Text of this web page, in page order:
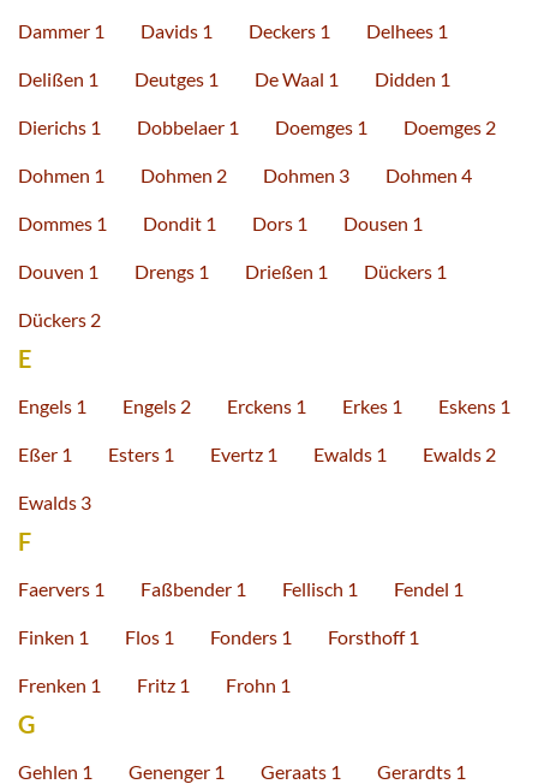
Dammer 1 Davids 1 Deckers 1 Delhees 1
Delißen 1 Deutges 1 De Waal 1 Didden 1
Dierichs 1 Dobbelaer 1 Doemges 1 Doemges 2
Dohmen 1 Dohmen 2 Dohmen 3 Dohmen 4
Dommes 1 Dondit 1 Dors 1 Dousen 1
Douven 1 Drengs 1 Drießen 1 Dückers 1
Dückers 2
E
Engels 1 Engels 2 Erckens 1 Erkes 1 Eskens 1
Eßer 1 Esters 1 Evertz 1 Ewalds 1 Ewalds 2
Ewalds 3
F
Faervers 1 Faßbender 1 Fellisch 1 Fendel 1
Finken 1 Flos 1 Fonders 1 Forsthoff 1
Frenken 1 Fritz 1 Frohn 1
G
Gehlen 1 Genenger 1 Geraats 1 Gerardts 1